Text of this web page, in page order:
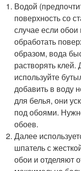
Водой
поверхность со
случае если
обработать
образом, вода
растворять
используйте
добавить в воду
для белья, они
под обоями.
обоев.
Далее
шпатель с
обои и отделяют